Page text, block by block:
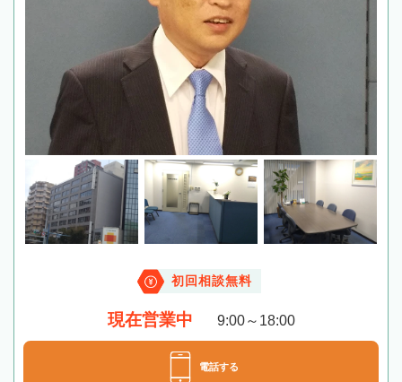
初回相談無料
現在営業中 9:00～18:00
電話する